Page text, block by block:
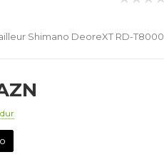
Shimano DeoreXT RD-